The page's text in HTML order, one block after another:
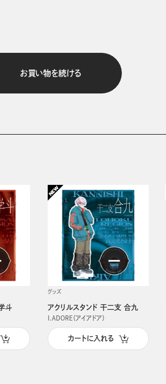
お買い物を続ける
斗
グッズ
アクリルスタンド 干二支 合九
I.ADORE（アイアドア）
カートに入れる